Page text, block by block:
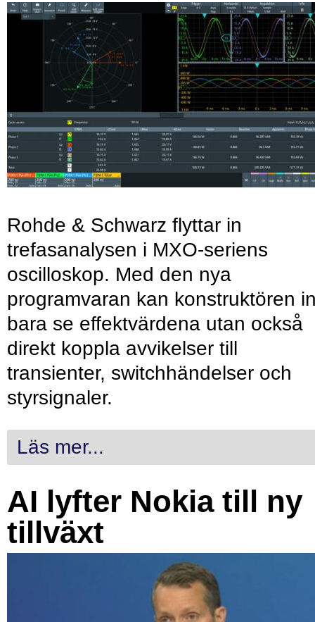
Rohde & Schwarz flyttar in
trefasanalysen i MXO-seriens
oscilloskop. Med den nya
programvaran kan konstruktören
bara se effektvärdena utan också
direkt koppla avvikelser till
transienter, switchhändelser och
styrsignaler.
Läs mer...
AI lyfter Nokia till ny
tillväxt